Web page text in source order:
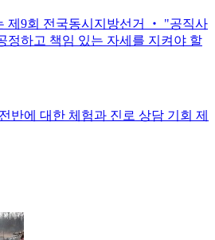
제9회 전국동시지방선거 ‧ "공직사
정하고 책임 있는 자세를 지켜야 할
반에 대한 체험과 진로 상담 기회 제